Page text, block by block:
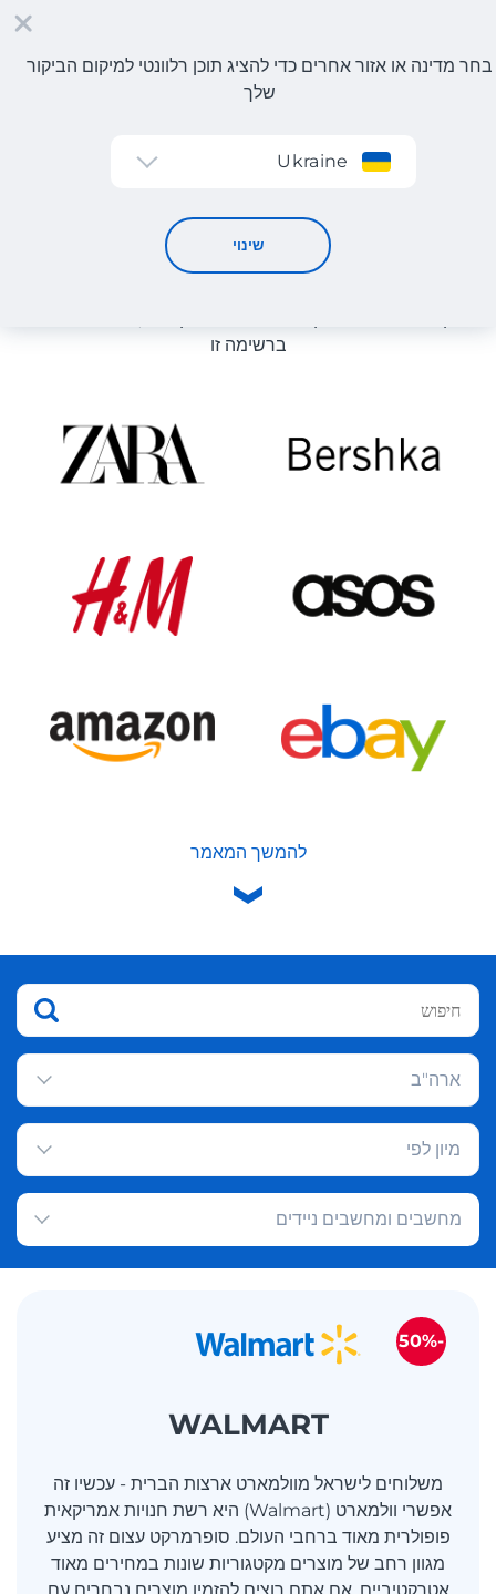
בחר מדינה או אזור אחרים כדי להציג תוכן רלוונטי למיקום הביקור
שלך
Ukraine
שינוי
קטלוג חנויות
קטלוג חנויות
ברשימה זו
להמשך המאמר
ארה"ב
מיון לפי
מחשבים ומחשבים ניידים
WALMART
משלוחים לישראל מוולמארט ארצות הברית - עכשיו זה
אפשרי וולמארט (Walmart) היא רשת חנויות אמריקאית
פופולרית מאוד ברחבי העולם. סופרמרקט עצום זה מציע
מגוון רחב של מוצרים מקטגוריות שונות במחירים מאוד
-50%